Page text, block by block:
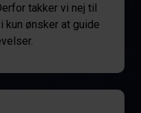
takker vi nej til
kun ønsker at guide